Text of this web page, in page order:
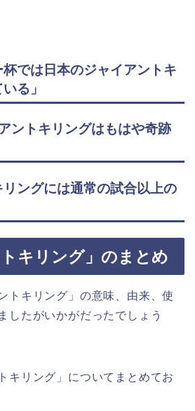
杯では日本のジャイアントキ
る」
ントキリングはもはや奇跡
リングには通常の試合以上の
トキリング」のまとめ
トキリング」の意味、由来、使
したがいかがだったでしょう
キリング」についてまとめてお